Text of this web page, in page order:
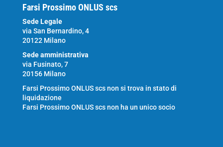
Farsi Prossimo ONLUS scs
Sede Legale
via San Bernardino, 4
20122 Milano
Sede amministrativa
via Fusinato, 7
20156 Milano
Farsi Prossimo ONLUS scs non si trova in stato di
liquidazione
Farsi Prossimo ONLUS scs non ha un unico socio